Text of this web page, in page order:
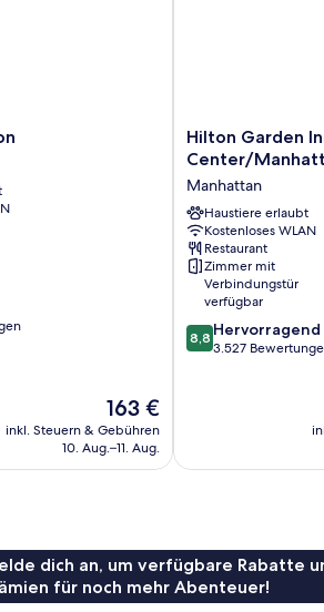
Der
Preis
beträgt
163 €
inkl. Steuern & Gebühren
10. Aug.–11. Aug.
Hilton
Garden
NYC
Financial
Center/Manhattan
Downtown
Manhattan
Hilton Garden
Center/
Manhattan
Haustiere erlaubt
Kostenloses WLAN
Restaurant
Zimmer mit
Verbindungstür
verfügbar
8.8
von
8,8 Hervorragend
3.527
dich an, um verfügbare Rabatte
für noch mehr Abenteuer!